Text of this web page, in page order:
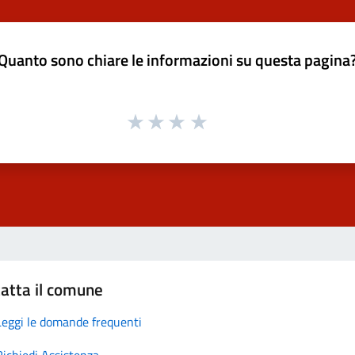
sono chiare le informazioni su questa
il comune
le domande frequenti